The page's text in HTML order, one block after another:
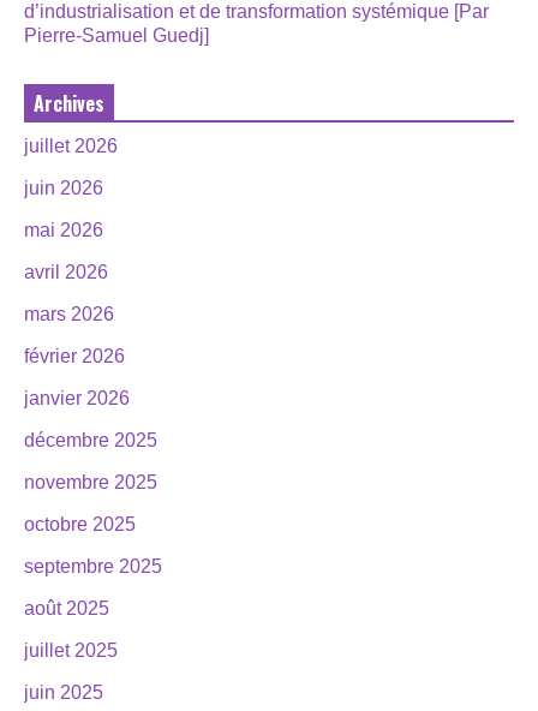
d’industrialisation et de transformation systémique [Par
Pierre-Samuel Guedj]
Archives
juillet 2026
juin 2026
mai 2026
avril 2026
mars 2026
février 2026
janvier 2026
décembre 2025
novembre 2025
octobre 2025
septembre 2025
août 2025
juillet 2025
juin 2025